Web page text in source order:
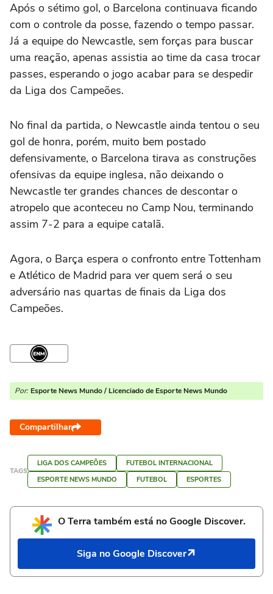
Após o sétimo gol, o Barcelona continuava ficando
com o controle da posse, fazendo o tempo passar.
Já a equipe do Newcastle, sem forças para buscar
uma reação, apenas assistia ao time da casa trocar
passes, esperando o jogo acabar para se despedir
da Liga dos Campeões.
No final da partida, o Newcastle ainda tentou o seu
gol de honra, porém, muito bem postado
defensivamente, o Barcelona tirava as construções
ofensivas da equipe inglesa, não deixando o
Newcastle ter grandes chances de descontar o
atropelo que aconteceu no Camp Nou, terminando
assim 7-2 para a equipe catalã.
Agora, o Barça espera o confronto entre Tottenham
e Atlético de Madrid para ver quem será o seu
adversário nas quartas de finais da Liga dos
Campeões.
Por: Esporte News Mundo / Licenciado de Esporte News Mundo
Compartilhar
TAGS
LIGA DOS CAMPEÕES
FUTEBOL INTERNACIONAL
ESPORTE NEWS MUNDO
FUTEBOL ESPORTES
O Terra também está no Google Discover.
Siga no Google Discover